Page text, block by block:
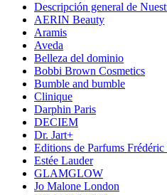
Descripción general de
AERIN Beauty
Aramis
Aveda
Belleza del dominio
Bobbi Brown Cosmetics
Bumble and bumble
Clinique
Darphin Paris
DECIEM
Dr. Jart+
Editions de Parfums
Estée Lauder
GLAMGLOW
Jo Malone London